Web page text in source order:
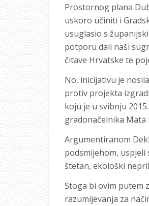
Prostornog plana
uskoro učiniti i
usuglasio s
potporu dali naši
čitave Hrvatske te
No, inicijativu je
protiv projekta
koju je u svibnju
gradonačelnika Mata
Argumentiranom
podsmijehom,
štetan, ekološki
Stoga bi ovim putem
razumijevanja za